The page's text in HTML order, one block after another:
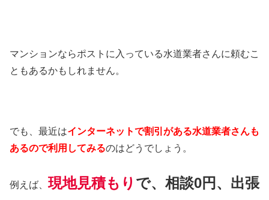
マンションならポストに入っている水道業者さんに頼むこ
ともあるかもしれません。
でも、最近はインターネットで割引がある水道業者さんも
あるので利用してみるのはどうでしょう。
例えば、現地見積もり で、相談0円、出張